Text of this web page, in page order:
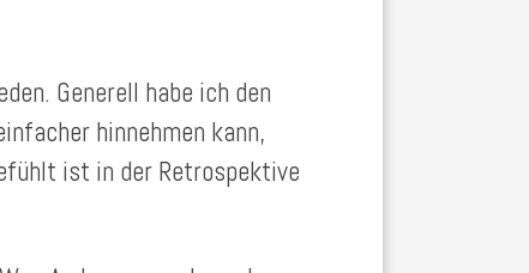
Generell habe ich den
hinnehmen kann,
ist in der Retrospektive